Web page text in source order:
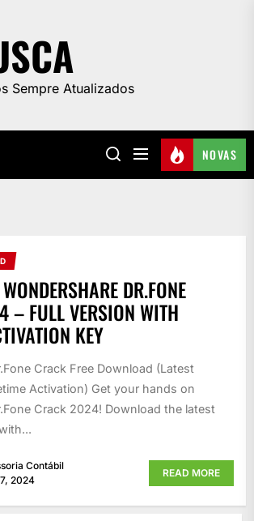
Sempre Atualizados
NOVAS
DR.FONE
– FULL VERSION WITH
KEY
Crack Free Download (Latest
Activation) Get your hands on
Crack 2024! Download the latest
Contábil
2024
READ MORE